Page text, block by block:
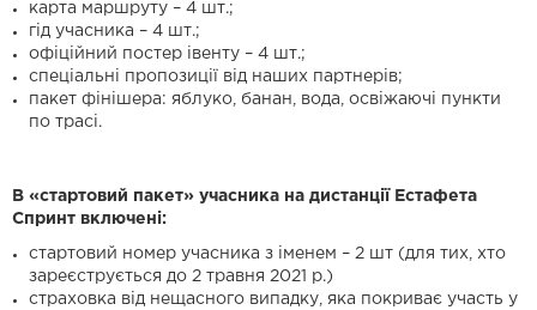
карта маршруту – 4 шт.;
гід учасника – 4 шт.;
офіційний постер івенту – 4 шт.;
спеціальні пропозиції від наших партнерів;
пакет фінішера: яблуко, банан, вода, освіжаючі пункти
по трасі.
В «стартовий пакет» учасника на дистанції Естафета
Спринт включені:
стартовий номер учасника з іменем – 2 шт (для тих, хто
зареєструється до 2 травня 2021 р.)
страховка від нещасного випадку, яка покриває участь у